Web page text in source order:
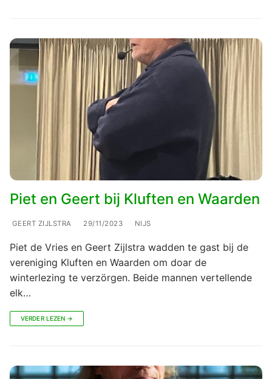
Piet en Geert bij Kluften en Waarden
GEERT ZIJLSTRA 29/11/2023 NIJS
Piet de Vries en Geert Zijlstra wadden te gast bij de
vereniging Kluften en Waarden om doar de
winterlezing te verzörgen. Beide mannen vertellende
elk…
VERDER LEZEN →